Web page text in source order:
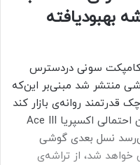
و تراشه بهبودیافته
سونی دردسترس
منتشر شد مبنی‌بر این‌که
روانه‌ی بازار کند
و حالا اطلاعات جدیدی درمورد جانشین احتمالی اکسپریا Ace III
نسل بعدی گوشی
سال ۲۰۲۳ رونمایی خواهد شد، از تراشه‌ی